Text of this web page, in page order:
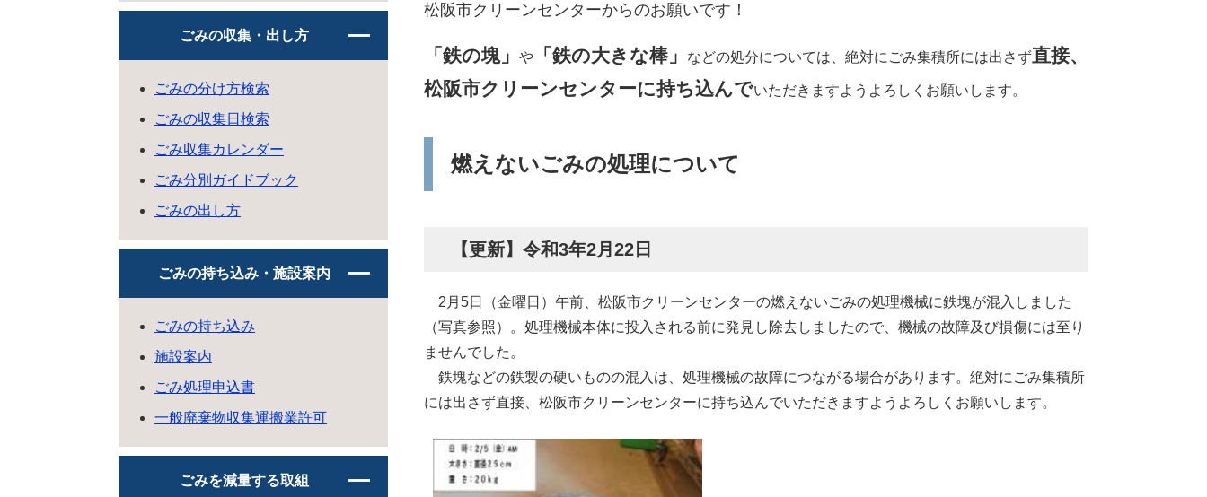
松阪市クリーンセンターからのお願いです！
「鉄の塊」 や 「鉄の大きな棒」 などの処分については、絶対にごみ集積所には出さず直接、
松阪市クリーンセンターに持ち込んでいただきますようよろしくお願いします。
燃えないごみの処理について
【更新】令和3年2月22日
2月5日（金曜日）午前、松阪市クリーンセンターの燃えないごみの処理機械に鉄塊が混入しました
（写真参照）。処理機械本体に投入される前に発見し除去しましたので、機械の故障及び損傷には至り
ませんでした。
鉄塊などの鉄製の硬いものの混入は、処理機械の故障につながる場合があります。絶対にごみ集積所
には出さず直接、松阪市クリーンセンターに持ち込んでいただきますようよろしくお願いします。
ごみの収集・出し方
ごみの分け方検索
ごみの収集日検索
ごみ収集カレンダー
ごみ分別ガイドブック
ごみの出し方
ごみの持ち込み・施設案内
ごみの持ち込み
施設案内
ごみ処理申込書
一般廃棄物収集運搬業許可
ごみを減量する取組